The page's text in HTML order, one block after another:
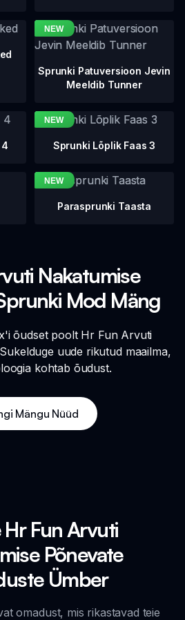
Sprunki Patuversioon Jevin
Meeldib Tunner
Sprunki Lõplik Faas 3
Parasprunki Taasta
Nakatumise
Mod Mäng
õudset poolt Hr Fun Arvuti
uude rikutud maailma,
kohtab õudust.
Mängu Nüüd
Fun Arvuti
Põnevate
Ümber
omadust, mis rikastavad teie